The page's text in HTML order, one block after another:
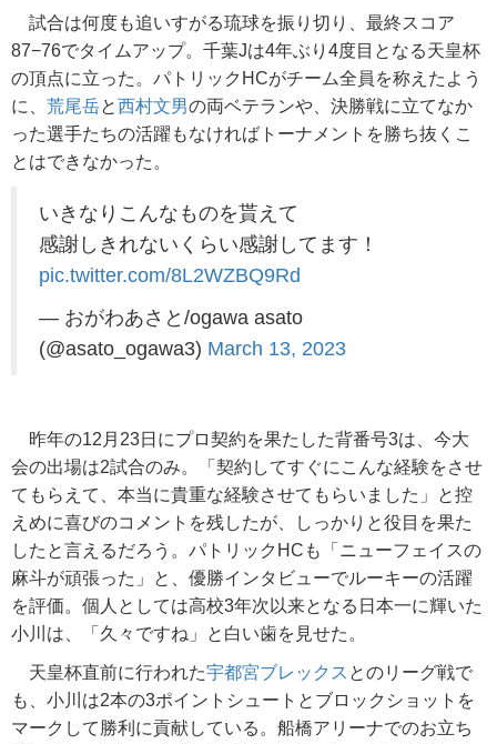
試合は何度も追いすがる琉球を振り切り、最終スコア
87−76でタイムアップ。千葉Jは4年ぶり4度目となる天皇杯
の頂点に立った。パトリックHCがチーム全員を称えたよう
に、 荒尾岳と西村文男の両ベテランや、決勝戦に立てなか
った選手たちの活躍もなければトーナメントを勝ち抜くこ
とはできなかった。
いきなりこんなものを貰えて
感謝しきれないくらい感謝してます！
pic.twitter.com/8L2WZBQ9Rd
— おがわあさと/ogawa asato
(@asato_ogawa3) March 13, 2023
昨年の12月23日にプロ契約を果たした背番号3は、今大
会の出場は2試合のみ。「契約してすぐにこんな経験をさせ
てもらえて、本当に貴重な経験させてもらいました」と控
えめに喜びのコメントを残したが、しっかりと役目を果た
したと言えるだろう。パトリックHCも「ニューフェイスの
麻斗が頑張った」と、優勝インタビューでルーキーの活躍
を評価。個人としては高校3年次以来となる日本一に輝いた
小川は、「久々ですね」と白い歯を見せた。
天皇杯直前に行われた宇都宮ブレックス とのリーグ戦で
も、小川は2本の3ポイントシュートとブロックショットを
マークして勝利に貢献している。船橋アリーナでのお立ち